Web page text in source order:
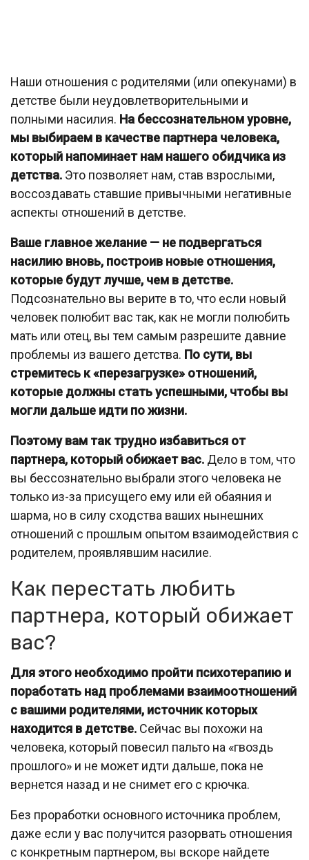
Наши отношения с родителями (или опекунами) в
детстве были неудовлетворительными и
полными насилия. На бессознательном уровне,
мы выбираем в качестве партнера человека,
который напоминает нам нашего обидчика из
детства. Это позволяет нам, став взрослыми,
воссоздавать ставшие привычными негативные
аспекты отношений в детстве.
Ваше главное желание — не подвергаться
насилию вновь, построив новые отношения,
которые будут лучше, чем в детстве.
Подсознательно вы верите в то, что если новый
человек полюбит вас так, как не могли полюбить
мать или отец, вы тем самым разрешите давние
проблемы из вашего детства. По сути, вы
стремитесь к «перезагрузке» отношений,
которые должны стать успешными, чтобы вы
могли дальше идти по жизни.
Поэтому вам так трудно избавиться от
партнера, который обижает вас. Дело в том, что
вы бессознательно выбрали этого человека не
только из-за присущего ему или ей обаяния и
шарма, но в силу сходства ваших нынешних
отношений с прошлым опытом взаимодействия с
родителем, проявлявшим насилие.
Как перестать любить
партнера, который обижает
вас?
Для этого необходимо пройти психотерапию и
поработать над проблемами взаимоотношений
с вашими родителями, источник которых
находится в детстве. Сейчас вы похожи на
человека, который повесил пальто на «гвоздь
прошлого» и не может идти дальше, пока не
вернется назад и не снимет его с крючка.
Без проработки основного источника проблем,
даже если у вас получится разорвать отношения
с конкретным партнером, вы вскоре найдете